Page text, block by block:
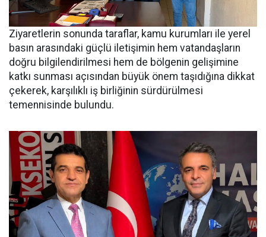
Ziyaretlerin sonunda taraflar, kamu kurumları ile yerel
basın arasındaki güçlü iletişimin hem vatandaşların
doğru bilgilendirilmesi hem de bölgenin gelişimine
katkı sunması açısından büyük önem taşıdığına dikkat
çekerek, karşılıklı iş birliğinin sürdürülmesi
temennisinde bulundu.